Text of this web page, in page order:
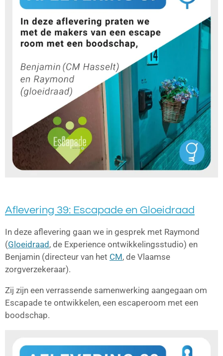
Aflevering 39: Escapade en Gloeidraad
In deze aflevering gaan we in gesprek met Raymond
(Gloeidraad, de Experience ontwikkelingsstudio) en
Benjamin (directeur van het CM, de Vlaamse
zorgverzekeraar).
Zij zijn een verrassende samenwerking aangegaan om
Escapade te ontwikkelen, een escaperoom met een
boodschap.